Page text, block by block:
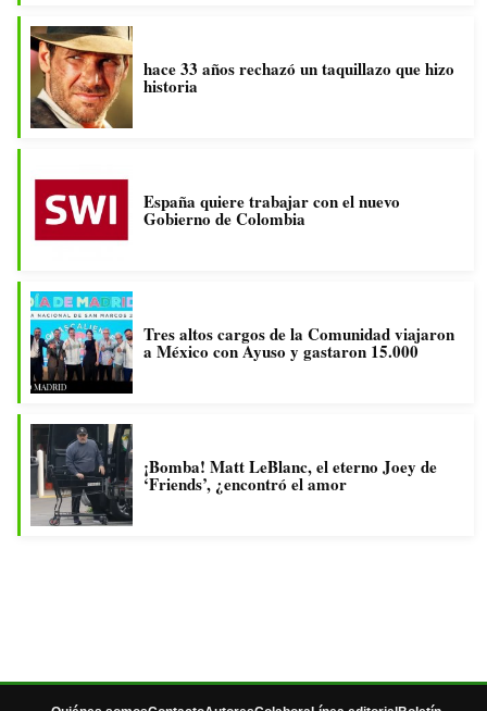
hace 33 años rechazó un taquillazo que hizo
historia
España quiere trabajar con el nuevo
Gobierno de Colombia
Tres altos cargos de la Comunidad viajaron
a México con Ayuso y gastaron 15.000
¡Bomba! Matt LeBlanc, el eterno Joey de
‘Friends’, ¿encontró el amor